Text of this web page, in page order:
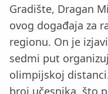
Gradište, Dragan
ovog događaja za
regionu. On je
sedmi put
olimpijskoj
broj učesnika, što